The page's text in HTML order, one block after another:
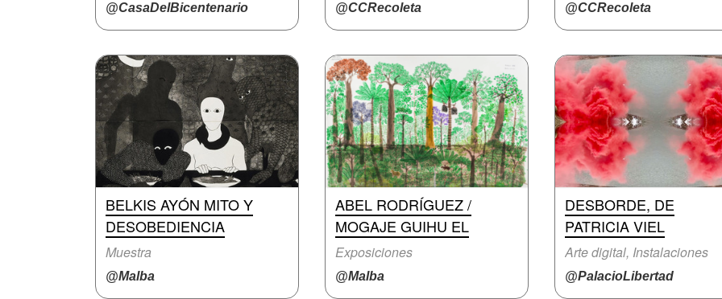
@CasaDelBicentenario @CCRecoleta @CCRecoleta
BELKIS AYÓN MITO Y
DESOBEDIENCIA
Muestra
@Malba
ABEL RODRÍGUEZ /
MOGAJE GUIHU EL
Exposiciones
@Malba
DESBORDE, DE
PATRICIA VIEL
Arte digital, Instalaciones
@PalacioLibertad